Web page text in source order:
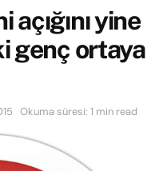
açığını yine
genç ortaya
Okuma süresi: 1 min read